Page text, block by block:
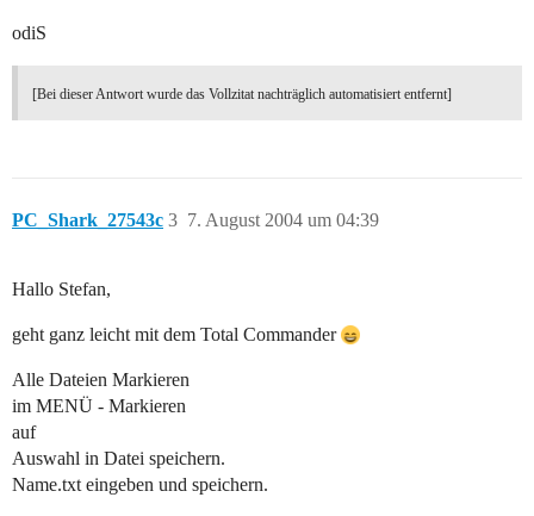
odiS
[Bei dieser Antwort wurde das Vollzitat nachträglich automatisiert entfernt]
PC_Shark_27543c 7. August 2004 um 04:39
3
Hallo Stefan,
geht ganz leicht mit dem Total Commander
Alle Dateien Markieren
im MENÜ - Markieren
auf
Auswahl in Datei speichern.
Name.txt eingeben und speichern.